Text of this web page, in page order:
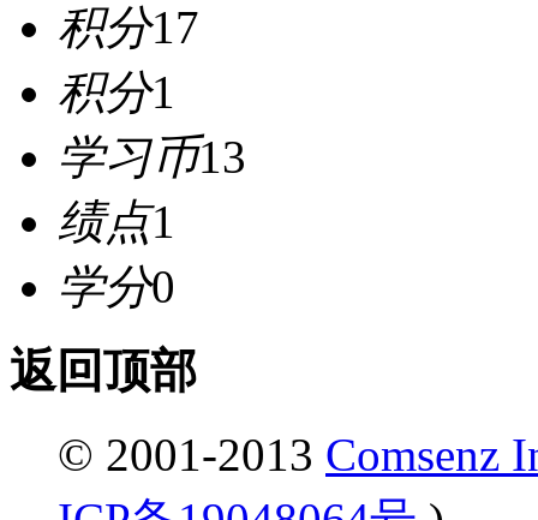
积分17
积分1
学习币13
绩点1
学分0
返回顶部
© 2001-2013 Comsenz